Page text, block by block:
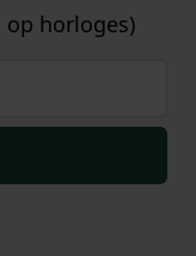
op horloges)